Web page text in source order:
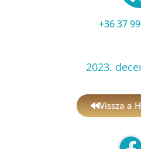
+36 37
2023.
Vissza a